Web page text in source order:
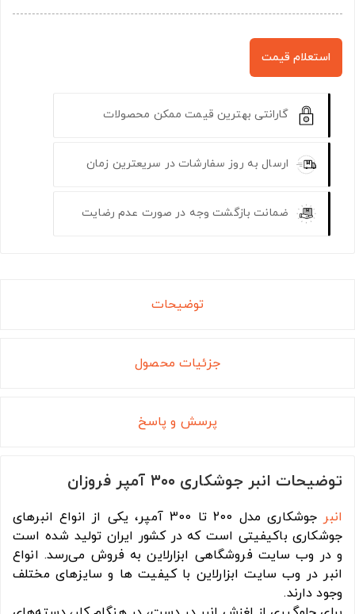
استعلام قیمت
گارانتی بهترین قیمت ممکن محصولات
ارسال به روز سفارشات در سریعترین زمان
ضمانت بازگشت وجه در صورت عدم رضایت
توضیحات
جزئیات محصول
پرسش و پاسخ
توضیحات انبر جوشکاری ۳۰۰ آمپر فروزان
انبر
جوشکاری مدل 200 تا 300 آمپر، یکی از انواع انبرهای
جوشکاری باکیفیتی است که در کشور ایران تولید شده است
و در وب سایت فروشگاهی ابزارلاین به فروش می‌رسد. انواع
انبر در وب سایت ابزارلاین با کیفیت ها و سایزهای مختلف
وجود دارند.